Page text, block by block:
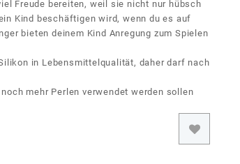
Freude bereiten, weil sie nicht nur hübsch
Kind beschäftigen wird, wenn du es auf
bieten deinem Kind Anregung zum Spielen
in Lebensmittelqualität, daher darf nach
mehr Perlen verwendet werden sollen